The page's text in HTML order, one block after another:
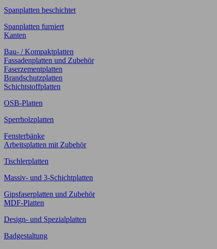
Spanplatten beschichtet
Spanplatten furniert
Kanten
Bau- / Kompaktplatten
Fassadenplatten und Zubehör
Faserzementplatten
Brandschutzplatten
Schichtstoffplatten
OSB-Platten
Sperrholzplatten
Fensterbänke
Arbeitsplatten mit Zubehör
Tischlerplatten
Massiv- und 3-Schichtplatten
Gipsfaserplatten und Zubehör
MDF-Platten
Design- und Spezialplatten
Badgestaltung